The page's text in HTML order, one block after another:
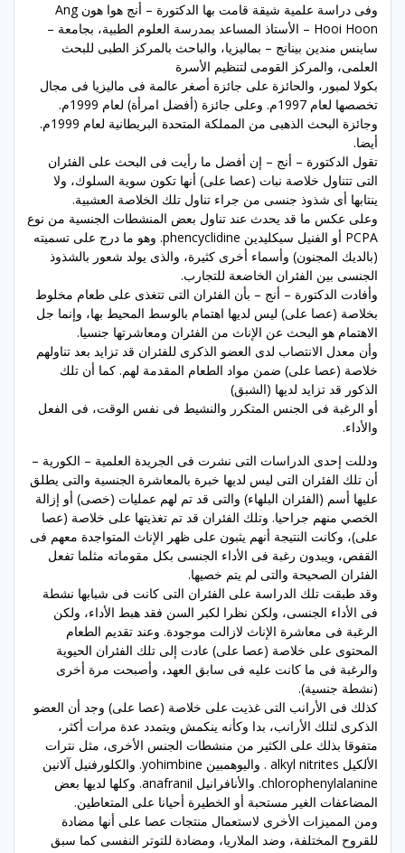
وفى دراسة علمية شيقة قامت بها الدكتورة – أنج هوا هون Ang
Hooi Hoon – الأستاذ المساعد بمدرسة العلوم الطبية، بجامعة –
ساينس مندين بينانج – بماليزيا، والباحث بالمركز الطبى للبحث
العلمى، والمركز القومى لتنظيم الأسرة
بكولا لمبور، والحائزة على جائزة أصغر عالمة فى ماليزيا فى مجال
تخصصها لعام 1997م. وعلى جائزة (أفضل امرأة) لعام 1999م.
وجائزة البحث الذهبى من المملكة المتحدة البريطانية لعام 1999م.
أيضا.
تقول الدكتورة – أنج – إن أفضل ما رأيت فى البحث على الفئران
التى تتناول خلاصة نبات (عصا على) أنها تكون سوية السلوك، ولا
ينتابها أى شذوذ جنسى من جراء تناول تلك الخلاصة العشبية.
وعلى عكس ما قد يحدث عند تناول بعض المنشطات الجنسية من نوع
PCPA أو الفنيل سيكليدين phencyclidine. وهو ما درج على تسميته
(بالديك المجنون) وأسماء أخرى كثيرة، والذى يولد شعور بالشذوذ
الجنسى بين الفئران الخاضعة للتجارب.
وأفادت الدكتورة – أنج – بأن الفئران التى تتغذى على طعام مخلوط
بخلاصة (عصا على) ليس لديها اهتمام بالوسط المحيط بها، وإنما جل
الاهتمام هو البحث عن الإناث من الفئران ومعاشرتها جنسيا.
وأن معدل الانتصاب لدى العضو الذكرى للفئران قد تزايد بعد تناولهم
خلاصة (عصا على) ضمن مواد الطعام المقدمة لهم. كما أن تلك
الذكور قد تزايد لديها (الشبق)
أو الرغبة فى الجنس المتكرر والنشيط فى نفس الوقت، فى الفعل
والأداء.
ودللت إحدى الدراسات التى نشرت فى الجريدة العلمية – الكورية –
أن تلك الفئران التى ليس لديها خبرة بالمعاشرة الجنسية والتى يطلق
عليها أسم (الفئران البلهاء) والتى قد تم لهم عمليات (خصى) أو إزالة
الخصي منهم جراحيا. وتلك الفئران قد تم تغذيتها على خلاصة (عصا
على)، وكانت النتيجة أنهم يثبون على ظهر الإناث المتواجدة معهم فى
القفص، ويبدون رغبة فى الأداء الجنسى بكل مقوماته مثلما تفعل
الفئران الصحيحة والتى لم يتم خصيها.
وقد طبقت تلك الدراسة على الفئران التى كانت فى شبابها نشطة
فى الأداء الجنسى، ولكن نظرا لكبر السن فقد هبط الأداء، ولكن
الرغبة فى معاشرة الإناث لازالت موجودة. وعند تقديم الطعام
المحتوى على خلاصة (عصا على) عادت إلى تلك الفئران الحيوية
والرغبة فى ما كانت عليه فى سابق العهد، وأصبحت مرة أخرى
(نشطة جنسية).
كذلك فى الأرانب التى غذيت على خلاصة (عصا على) وجد أن العضو
الذكرى لتلك الأرانب، بدا وكأنه ينكمش ويتمدد عدة مرات أكثر،
متفوقا بذلك على الكثير من منشطات الجنس الأخرى، مثل نترات
الألكيل alkyl nitrites . واليوهمبين yohimbine. والكلورفنيل آلانين
chlorophenylalanine. والأنافرانيل anafranil. وكلها لديها بعض
المضاعفات الغير مستحبة أو الخطيرة أحيانا على المتعاطين.
ومن المميزات الأخرى لاستعمال منتجات عصا على أنها مضادة
للقروح المختلفة، وضد الملاريا، ومضادة للتوتر النفسى كما سبق